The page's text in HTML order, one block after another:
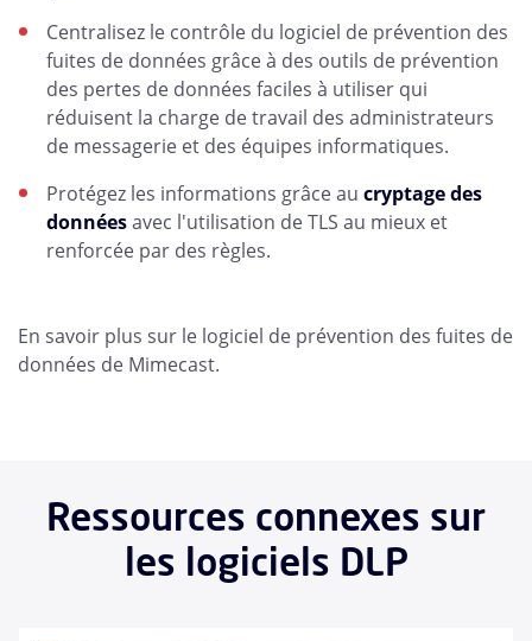
Centralisez le contrôle du logiciel de prévention des
fuites de données grâce à des outils de prévention
des pertes de données faciles à utiliser qui
réduisent la charge de travail des administrateurs
de messagerie et des équipes informatiques.
Protégez les informations grâce au cryptage des
donnéesavec l'utilisation de TLS au mieux et
renforcée par des règles.
En savoir plus sur le logiciel de prévention des fuites de
données de Mimecast.
Ressources connexes sur
les logiciels DLP